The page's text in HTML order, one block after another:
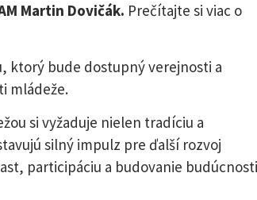
Martin Dovičák. Prečítajte si viac o
ktorý bude dostupný verejnosti a
mládeže.
si vyžaduje nielen tradíciu a
silný impulz pre ďalší rozvoj
participáciu a budovanie